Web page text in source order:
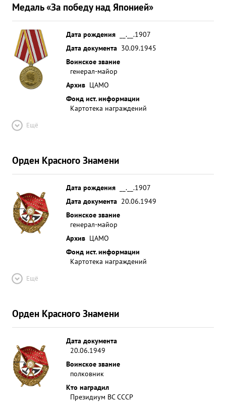
Медаль «За победу над Японией»
Дата рождения
__.__.1907
Дата документа 30.09.1945
Воинское звание
генерал-майор
Архив ЦАМО
Фонд ист. информации
Картотека награждений
Ещё
Орден Красного Знамени
Дата рождения
__.__.1907
Дата документа 20.06.1949
Воинское звание
генерал-майор
Архив ЦАМО
Фонд ист. информации
Картотека награждений
Ещё
Орден Красного Знамени
Дата документа
20.06.1949
Воинское звание
полковник
Кто наградил
Президиум ВС СССР